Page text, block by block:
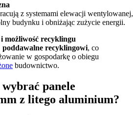
z systemami elewacji wentylowanej,
budynku i obniżając zużycie energii.
możliwość recyklingu
poddawalne recyklingowi, co
w gospodarkę o obiegu
budownictwo.
panele
z litego aluminium?